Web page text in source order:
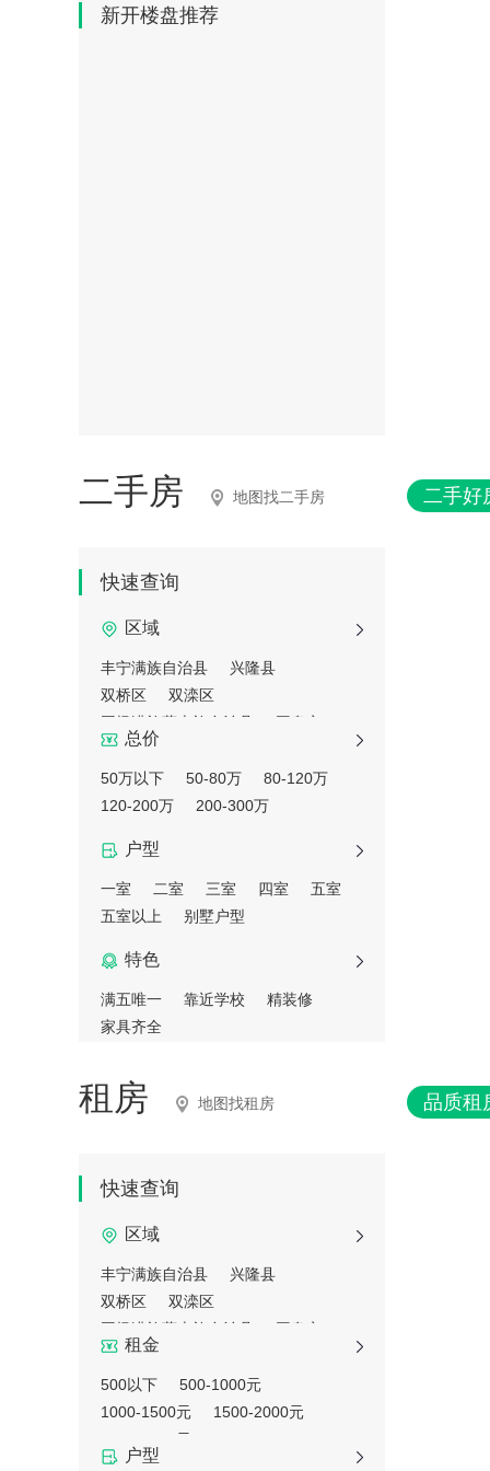
新开楼盘推荐
二手房 地图找二手房 二手好
快速查询
区域
丰宁满族自治县
兴隆县
双桥区
双滦区
围场满族蒙古族自治县
平泉市
总价
50万以下 50-80万
80-120万
120-200万
200-300万
户型
一室 二室 三室 四室
五室
五室以上
别墅户型
特色
满五唯一 靠近学校
精装修
家具齐全
租房 地图找租房 品质租
快速查询
区域
丰宁满族自治县
兴隆县
双桥区
双滦区
围场满族蒙古族自治县
平泉市
租金
500以下
500-1000元
1000-1500元
1500-2000元
2000-3000元
户型